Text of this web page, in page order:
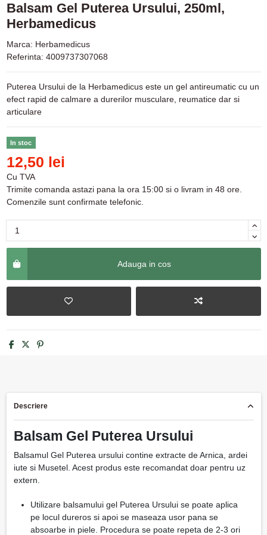
Balsam Gel Puterea Ursului, 250ml,
Herbamedicus
Marca: Herbamedicus
Referinta: 4009737307068
Puterea Ursului de la Herbamedicus este un gel antireumatic cu un
efect rapid de calmare a durerilor musculare, reumatice dar si
articulare
In stoc
12,50 lei
Cu TVA
Trimite comanda astazi pana la ora 15:00 si o livram in 48 ore.
Comenzile sunt confirmate telefonic.
Adauga in cos
Descriere
Balsam Gel Puterea Ursului
Balsamul Gel Puterea ursului contine extracte de Arnica, ardei
iute si Musetel. Acest produs este recomandat doar pentru uz
extern.
Utilizare balsamului gel Puterea Ursului se poate aplica
pe locul dureros si apoi se maseaza usor pana se
absoarbe in piele. Procedura se poate repeta de 2-3 ori